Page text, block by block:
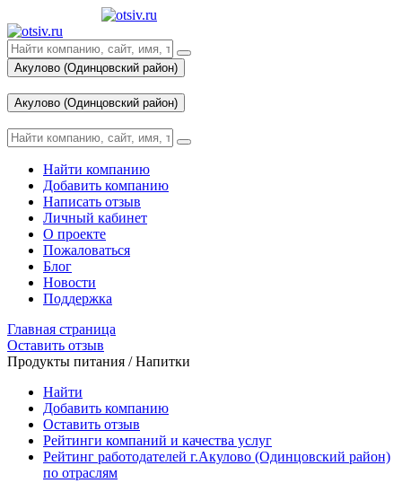
Акулово (Одинцовский район)
Акулово (Одинцовский район)
Найти компанию
Добавить компанию
Написать отзыв
Личный кабинет
О проекте
Пожаловаться
Блог
Новости
Поддержка
Главная страница
Оставить отзыв
Продукты питания / Напитки
Найти
Добавить компанию
Оставить отзыв
Рейтинги компаний и качества услуг
Рейтинг работодателей г.Акулово (Одинцовский район)
по отраслям